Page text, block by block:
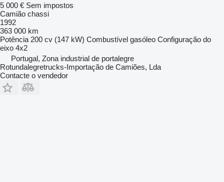
5 000 € Sem impostos
Camião chassi
1992
363 000 km
Potência 200 cv (147 kW) Combustível gasóleo Configuração do
eixo 4x2
Portugal, Zona industrial de portalegre
Rotundalegretrucks-Importação de Camiões, Lda
Contacte o vendedor